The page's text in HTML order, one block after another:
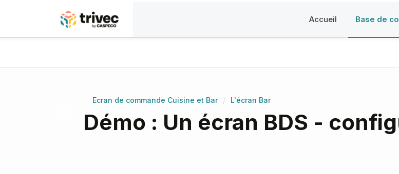
Accueil Base de
Ecran de commande Cuisine et Bar / L'écran Bar
Démo : Un écran BDS -